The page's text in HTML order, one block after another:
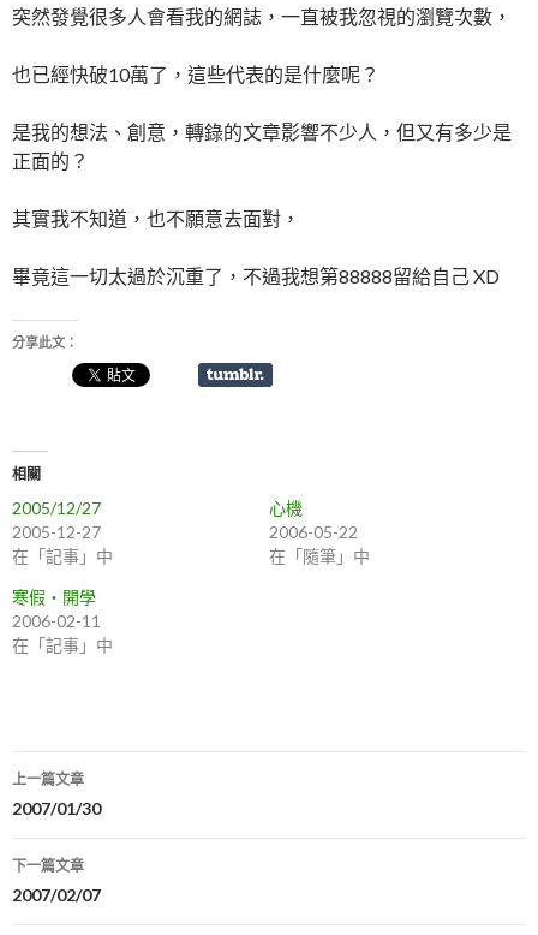
突然發覺很多人會看我的網誌，一直被我忽視的瀏覽次數，
也已經快破10萬了，這些代表的是什麼呢？
是我的想法、創意，轉錄的文章影響不少人，但又有多少是
正面的？
其實我不知道，也不願意去面對，
畢竟這一切太過於沉重了，不過我想第88888留給自己 XD
分享此文：
相關
2005/12/27
2005-12-27
在「記事」中
心機
2006-05-22
在「隨筆」中
寒假‧開學
2006-02-11
在「記事」中
文
章
導
上一篇文章
2007/01/30
下一篇文章
2007/02/07